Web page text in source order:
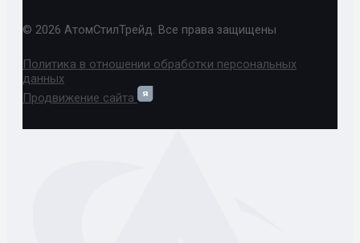
© 2026 АтомСтилТрейд. Все права защищены
Политика в отношении обработки персональных
данных
Продвижение сайта